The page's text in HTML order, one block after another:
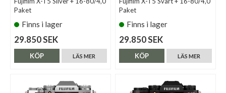
Paket
Finns i lager
29.850 SEK
LÄS MER
KÖP
Paket
Finns i lager
29.850 SEK
LÄS MER
KÖP